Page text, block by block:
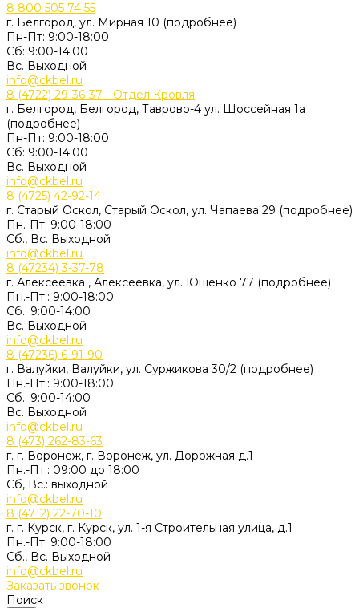
8 800 505 74 55
г. Белгород, ул. Мирная 10 (подробнее)
Пн-Пт: 9:00-18:00
Cб: 9:00-14:00
Вс. Выходной
info@ckbel.ru
8 (4722) 29-36-37 - Отдел Кровля
г. Белгород, Белгород, Таврово-4 ул. Шоссейная 1а
(подробнее)
Пн-Пт: 9:00-18:00
Cб: 9:00-14:00
Вс. Выходной
info@ckbel.ru
8 (4725) 42-92-14
г. Старый Оскол, Старый Оскол, ул. Чапаева 29 (подробнее)
Пн.-Пт. 9:00-18:00
Сб., Вс. Выходной
info@ckbel.ru
8 (47234) 3-37-78
г. Алексеевка , Алексеевка, ул. Ющенко 77 (подробнее)
Пн.-Пт.: 9:00-18:00
Сб.: 9:00-14:00
Вс. Выходной
info@ckbel.ru
8 (47236) 6-91-90
г. Валуйки, Валуйки, ул. Суржикова 30/2 (подробнее)
Пн.-Пт.: 9:00-18:00
Сб.: 9:00-14:00
Вс. Выходной
info@ckbel.ru
8 (473) 262-83-63
г. г. Воронеж, г. Воронеж, ул. Дорожная д.1
Пн.-Пт.: 09:00 до 18:00
Сб, Вс.: выходной
info@ckbel.ru
8 (4712) 22-70-10
г. г. Курск, г. Курск, ул. 1-я Строительная улица, д.1
Пн.-Пт. 9:00-18:00
Сб., Вс. Выходной
info@ckbel.ru
Заказать звонок
Поиск